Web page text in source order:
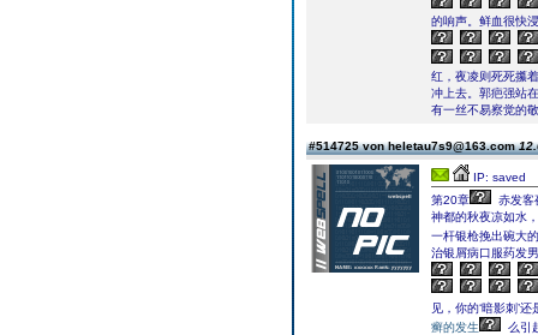
的响声。鲜血很快
红，夜凌则死死攥
冲上去。郭疤强站
有一丝不易察觉的
#514725 von heletau7s9@163.com
IP: saved
第20章
赤发客
神都的秋夜凉如水
一杆银枪挽出碗大
治银屑病口服药发
见，你的‘暗影刺’
癣的发生
么引